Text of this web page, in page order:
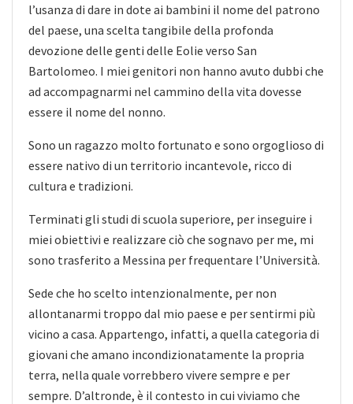
l’usanza di dare in dote ai bambini il nome del patrono
del paese, una scelta tangibile della profonda
devozione delle genti delle Eolie verso San
Bartolomeo. I miei genitori non hanno avuto dubbi che
ad accompagnarmi nel cammino della vita dovesse
essere il nome del nonno.
Sono un ragazzo molto fortunato e sono orgoglioso di
essere nativo di un territorio incantevole, ricco di
cultura e tradizioni.
Terminati gli studi di scuola superiore, per inseguire i
miei obiettivi e realizzare ciò che sognavo per me, mi
sono trasferito a Messina per frequentare l’Università.
Sede che ho scelto intenzionalmente, per non
allontanarmi troppo dal mio paese e per sentirmi più
vicino a casa. Appartengo, infatti, a quella categoria di
giovani che amano incondizionatamente la propria
terra, nella quale vorrebbero vivere sempre e per
sempre. D’altronde, è il contesto in cui viviamo che